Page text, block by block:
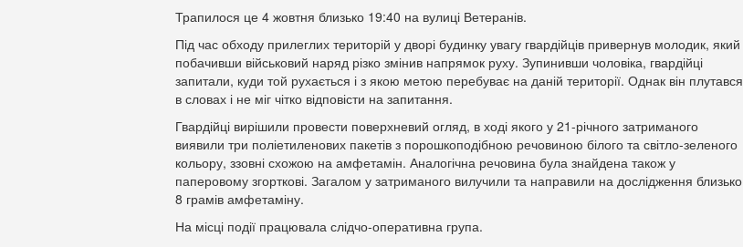
Трапилося це 4 жовтня близько 19:40 на вулиці Ветеранів.
Під час обходу прилеглих територій у дворі будинку увагу гвардійців привернув молодик, який
побачивши військовий наряд різко змінив напрямок руху. Зупинивши чоловіка, гвардійці
запитали, куди той рухається і з якою метою перебуває на даній території. Однак він плутався
в словах і не міг чітко відповісти на запитання.
Гвардійці вирішили провести поверхневий огляд, в ході якого у 21-річного затриманого
виявили три поліетиленових пакетів з порошкоподібною речовиною білого та світло-зеленого
кольору, ззовні схожою на амфетамін. Аналогічна речовина була знайдена також у
паперовому згорткові. Загалом у затриманого вилучили та направили на дослідження близько
8 грамів амфетаміну.
На місці події працювала слідчо-оперативна група.